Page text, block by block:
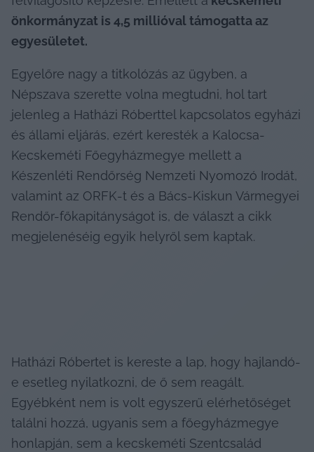
önkormányzat is 4,5 millióval támogatta az
egyesületet.
Egyelőre nagy a titkolózás az ügyben, a
Népszava szerette volna megtudni, hol tart
jelenleg a Hatházi Róberttel kapcsolatos egyházi
és állami eljárás, ezért keresték a Kalocsa-
Kecskeméti Főegyházmegye mellett a
Készenléti Rendőrség Nemzeti Nyomozó Irodát,
valamint az ORFK-t és a Bács-Kiskun Vármegyei
Rendőr-főkapitányságot is, de választ a cikk
megjelenéséig egyik helyről sem kaptak.
Hatházi Róbertet is kereste a lap, hogy hajlandó-
e esetleg nyilatkozni, de ő sem reagált.
Egyébként nem is volt egyszerű elérhetőséget
találni hozzá, ugyanis sem a főegyházmegye
honlapján, sem a kecskeméti Szentcsalád